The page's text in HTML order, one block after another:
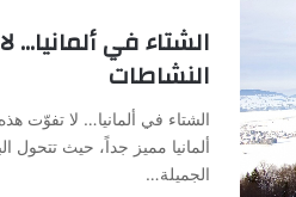
الشتاء في
النشاطات
الشتاء في ألمانيا… لا تفوّت
ألمانيا مميز جداً، حيث تتحول
الجميلة…